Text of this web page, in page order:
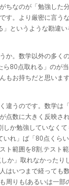
ちなのが「勉強した
す。より厳密に言う
」というような勘違
か。数学以外の多く
ら80点取れる」のが
もお持ちだと思いま
違うのです。数学は
点数に大きく反映さ
しか勉強していなく
いれ」ば「80点くら
ト範囲を8割,テスト
か」取れなかったり
はいつまで経っても
周りも(あるいは一部